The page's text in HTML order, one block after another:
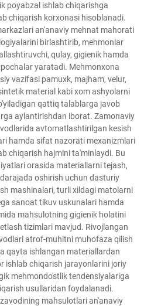
poyabzal ishlab chiqarishga
chiqarish korxonasi hisoblanadi.
an'anaviy mehnat mahorati
birlashtirib, mehmonlar
qulay, gigienik hamda
yaratadi. Mehmonxona
vazifasi pamuxk, majham, velur,
material kabi xom ashyolarni
qattiq talablarga javob
aylantirishdan iborat. Zamonaviy
avtomatlashtirilgan kesish
hamda sifat nazorati mexanizmlari
chiqarish hajmini ta'minlaydi. Bu
orasida materiallarni tejash,
oshirish uchun dasturiy
mashinalari, turli xildagi matolarni
sanoat tikuv uskunalari hamda
mahsulotning gigienik holatini
tizimlari mavjud. Rivojlangan
atrof-muhitni muhofaza qilish
qayta ishlangan materiallardan
ishlab chiqarish jarayonlarini joriy
mehmondo'stlik tendensiyalariga
usullaridan foydalanadi.
mahsulotlari an'anaviy